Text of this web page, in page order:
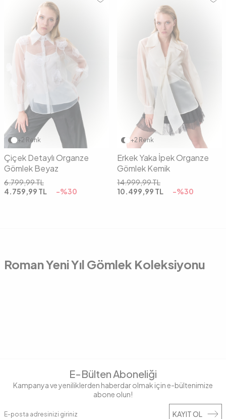
+2 Renk
38 40
Çiçek Detaylı Organze
Gömlek Beyaz
6.799,99TL
4.759,99 TL -%30
+2 Renk
36 40
Erkek Yaka İpek Organze
Gömlek Kemik
14.999,99TL
10.499,99 TL -%30
Roman Yeni Yıl Gömlek Koleksiyonu
E-Bülten Aboneliği
Kampanya ve yeniliklerden haberdar olmak için e-bültenimize
abone olun!
KAYIT OL